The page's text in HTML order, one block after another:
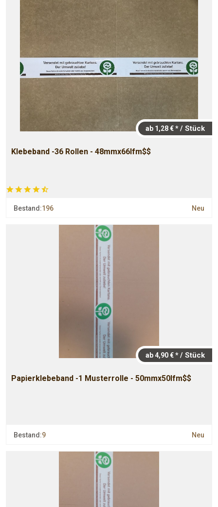
ab 1,28 € */ Stück
Klebeband -36 Rollen - 48mmx66lfm$$
Bestand:196 Neu
ab 4,90 € */ Stück
Papierklebeband -1 Musterrolle - 50mmx50lfm$$
Bestand:9 Neu